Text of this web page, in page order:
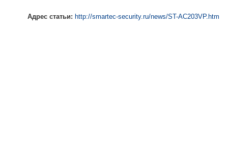
Адрес статьи: http://smartec-security.ru/news/ST-AC203VP.htm